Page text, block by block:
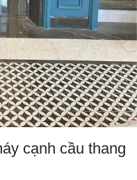
cạnh cầu thang